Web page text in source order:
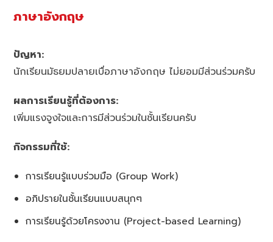
ภาษาอังกฤษ
ปัญหา:
นักเรียนมัธยมปลายเบื่อภาษาอังกฤษ ไม่ยอมมีส่วนร่วมครับ
ผลการเรียนรู้ที่ต้องการ:
เพิ่มแรงจูงใจและการมีส่วนร่วมในชั้นเรียนครับ
กิจกรรมที่ใช้:
การเรียนรู้แบบร่วมมือ (Group Work)
อภิปรายในชั้นเรียนแบบสนุกๆ
การเรียนรู้ด้วยโครงงาน (Project-based Learning)